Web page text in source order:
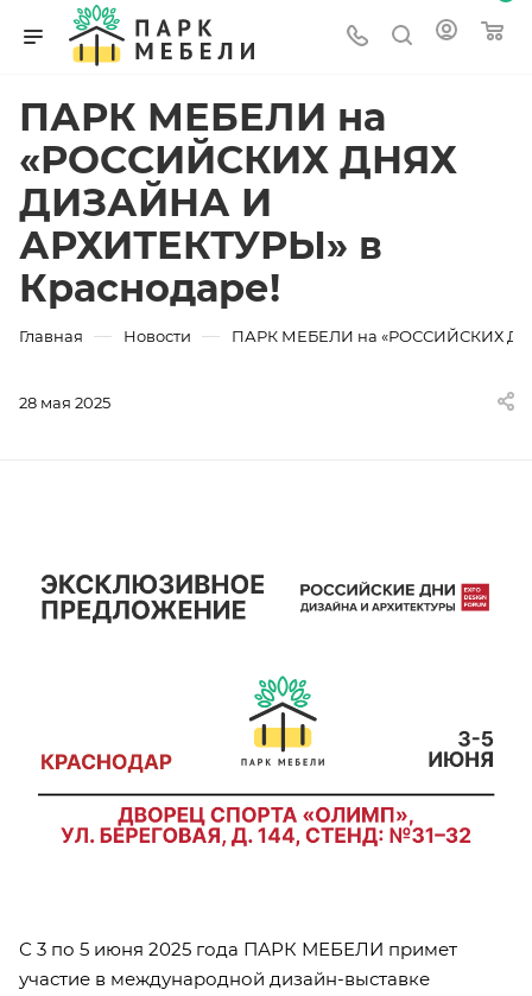
ПАРК МЕБЕЛИ на
«РОССИЙСКИХ ДНЯХ
ДИЗАЙНА И
АРХИТЕКТУРЫ» в
Краснодаре!
Главная — Новости — ПАРК МЕБЕЛИ на «РОССИЙСКИХ
28 мая 2025
С 3 по 5 июня 2025 года ПАРК МЕБЕЛИ примет
участие в международной дизайн-выставке